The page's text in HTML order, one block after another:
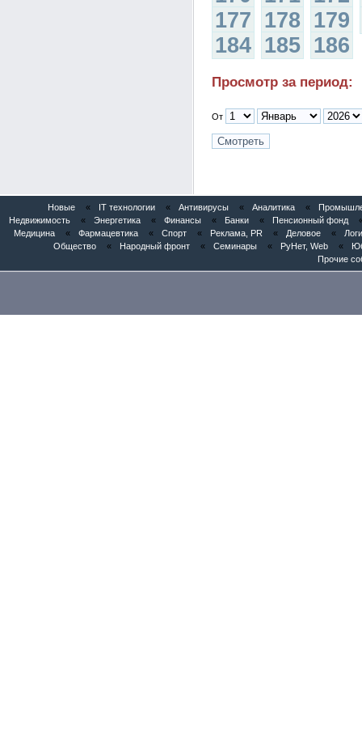
177 178 179
184 185 186
Просмотр за период:
От
Новые « IT технологии « Антивирусы « Аналитика «
Недвижимость
« Энергетика « Финансы « Банки « Пенсионный фонд
Медицина
« Фармацевтика « Спорт « Реклама, PR « Деловое «
Общество
« Народный фронт « Семинары « РуНет, Web «
Прочие